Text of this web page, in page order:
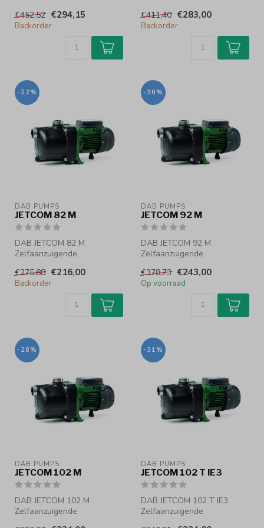
Zelfaanzuigende
centrifugaal...
€452,52 €294,15
Backorder
Zelfaanzuigende centrifu...
€411,40 €283,00
Backorder
-22%
DAB PUMPS
JETCOM 82 M
DAB JETCOM 82 M
Zelfaanzuigende
3.6 m³/h - max. 4.7 Bar
€275,88 €216,00
Backorder
-36%
DAB PUMPS
JETCOM 92 M
DAB JETCOM 92 M
Zelfaanzuigende
Zelfaanzuigende
€378,73 €243,00
Op voorraad
-28%
DAB PUMPS
JETCOM 102 M
DAB JETCOM 102 M
Zelfaanzuigende
-31%
DAB PUMPS
JETCOM 102 T IE3
DAB JETCOM 102 T IE3
Zelfaanzuigende